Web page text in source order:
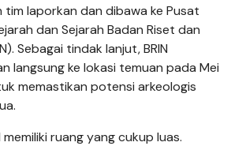
tim laporkan dan dibawa ke Pusat
dan Sejarah Badan Riset dan
Sebagai tindak lanjut, BRIN
langsung ke lokasi temuan pada Mei
memastikan potensi arkeologis
ruang yang cukup luas.